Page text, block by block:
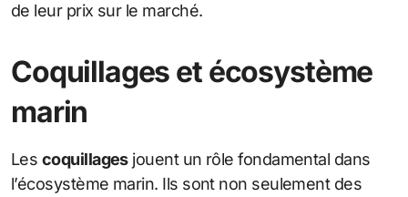
de leur prix sur le marché.
Coquillages et écosystème
marin
Les coquillagesjouent un rôle fondamental dans
l’écosystème marin. Ils sont non seulement des